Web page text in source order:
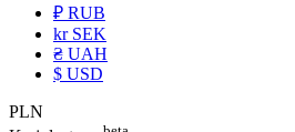
₽ RUB
kr SEK
₴ UAH
$ USD
PLN